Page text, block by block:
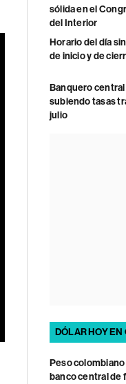
sólida en el
del Interior
Horario del día
de inicio y de
Banquero
subiendo tasas
julio
DÓLAR HOY
Peso
banco central de